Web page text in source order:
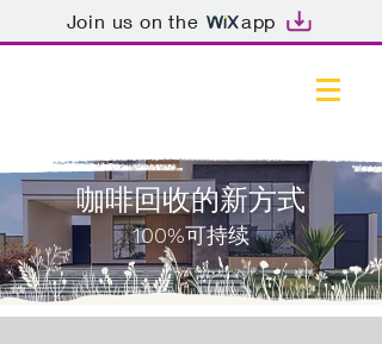
Join us on the app
咖啡回收的新方式
100%可持续